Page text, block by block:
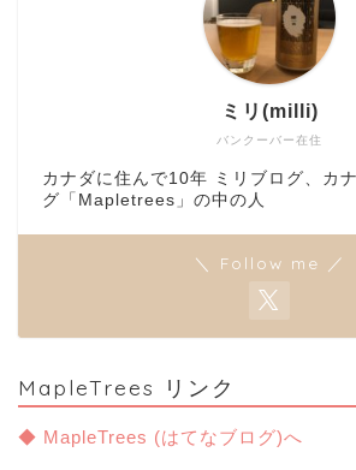
バンクーバー在住
ミリ(milli)
カナダに住んで10年 ミリブログ、カ
グ「Mapletrees」の中の人
＼ Follow me ／
MapleTrees リンク
◆ MapleTrees (はてなブログ)へ